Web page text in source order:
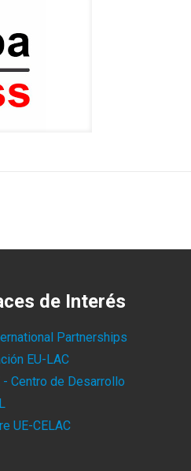
de Interés
Partnerships
EU-LAC
- Centro de Desarrollo
UE-CELAC